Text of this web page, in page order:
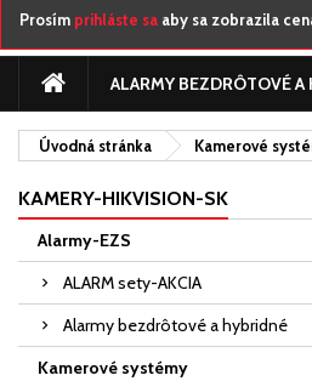
Prosím prihláste sa aby sa zobrazila
ALARMY BEZDRÔTOVÉ A
Úvodná stránka Kamerové
KAMERY-HIKVISION-SK
Alarmy-EZS
ALARM sety-AKCIA
Alarmy bezdrôtové a hybridné
Kamerové systémy